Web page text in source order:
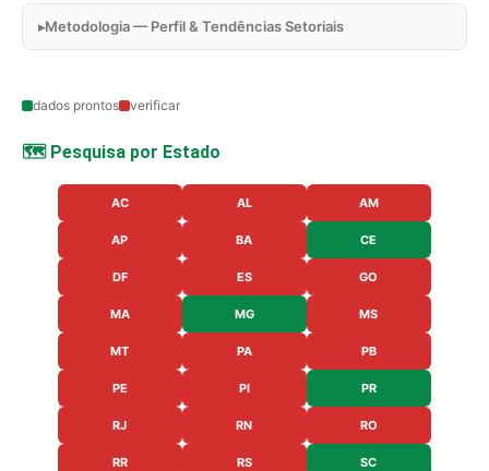
Metodologia — Perfil & Tendências Setoriais
dados prontos verificar
🗺️ Pesquisa por Estado
AC AL AM
AP BA CE
DF ES GO
MA MG MS
MT PA PB
PE PI PR
RJ RN RO
RR RS SC